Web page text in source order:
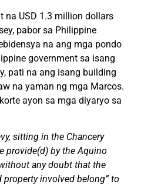
na USD 1.3 million dollars
pabor sa Philippine
na ang mga pondo
government sa isang
pati na ang isang building
na yaman ng mga Marcos.
ayon sa mga diyaryo sa
sitting in the Chancery
provide(d) by the Aquino
any doubt that the
property involved belong” to